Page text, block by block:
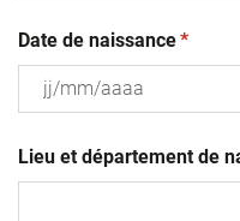
Date de naissance*
slash
MM
Lieu et département de